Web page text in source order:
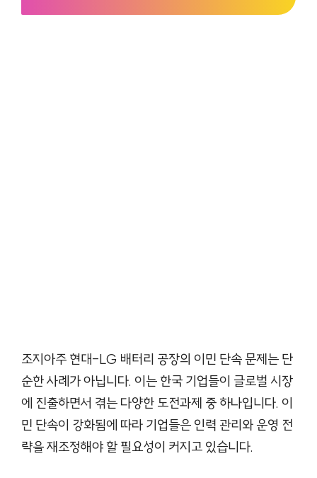
조지아주 현대-LG 배터리 공장의 이민 단속 문제는 단
순한 사례가 아닙니다. 이는 한국 기업들이 글로벌 시장
에 진출하면서 겪는 다양한 도전과제 중 하나입니다. 이
민 단속이 강화됨에 따라 기업들은 인력 관리와 운영 전
략을 재조정해야 할 필요성이 커지고 있습니다.